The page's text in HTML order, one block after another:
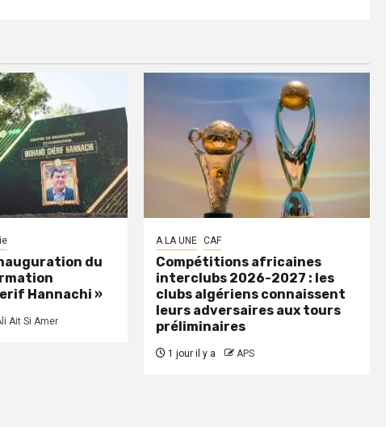
du
Hannachi »
Ait Si Amer
A LA UNE CAF
Compétitions africaines
interclubs 2026-2027 : les
clubs algériens connaissent
leurs adversaires aux tours
préliminaires
1 jour il y a APS